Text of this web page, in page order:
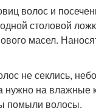
волос и
столовой
масел.
не секлись,
нужно на влажные
помыли волосы.